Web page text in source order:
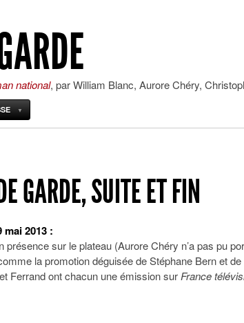
national, par William Blanc, Aurore Chéry,
GARDE, SUITE ET FIN
mai 2013 :
présence sur le plateau (Aurore Chéry n’a pas pu
la promotion déguisée de Stéphane Bern et de
Ferrand ont chacun une émission sur France